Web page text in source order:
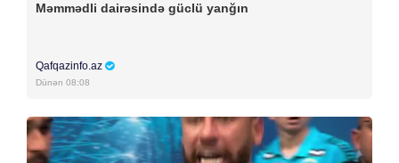
Məmmədli dairəsində güclü yanğın
Qafqazinfo.az
Dünən 08:08